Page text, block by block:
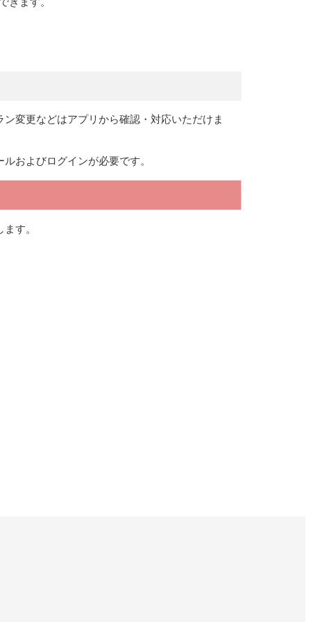
変更などはアプリから確認・対応いただけま
およびログインが必要です。
す。